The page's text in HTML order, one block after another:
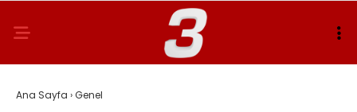
Ana Sayfa ›Genel